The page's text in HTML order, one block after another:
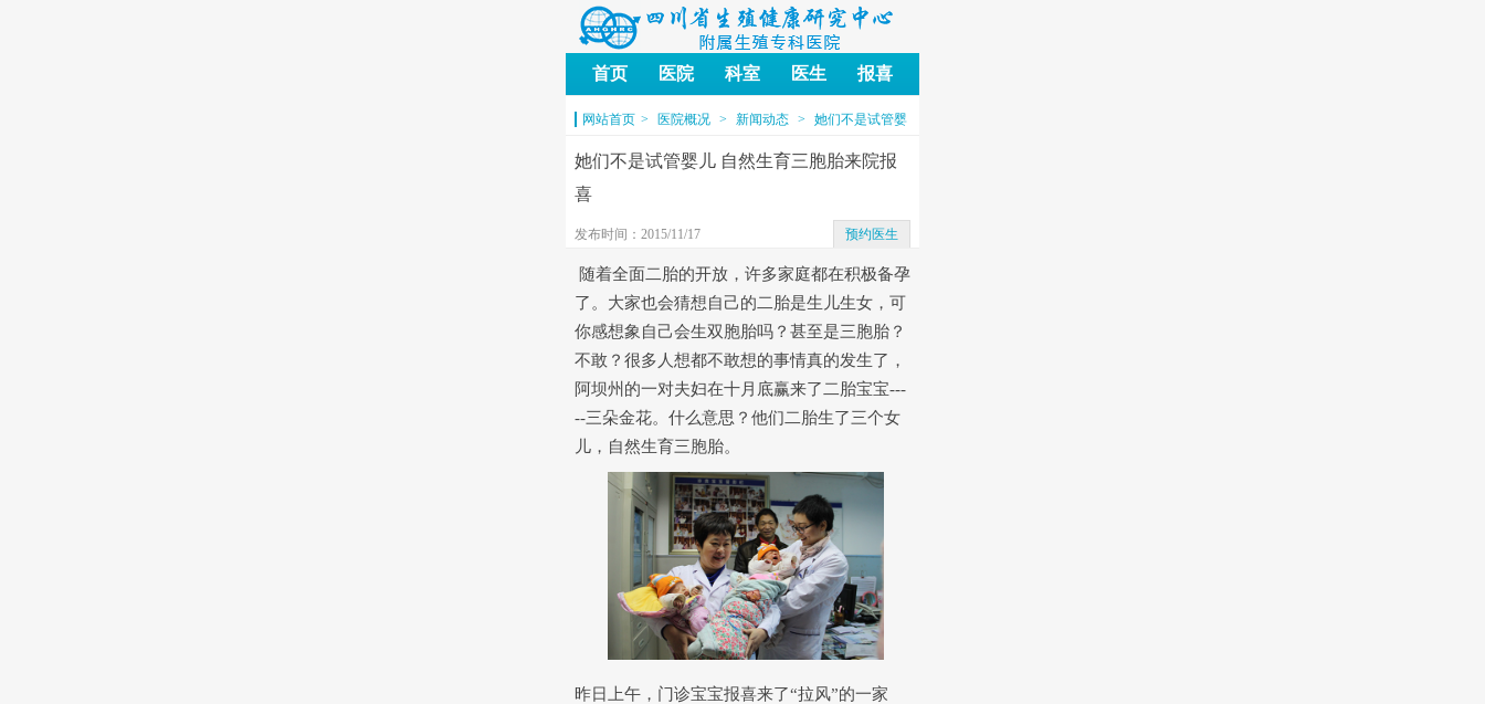
四川省生殖健康研究中心附
首页 医院 科室 医生 报喜
网站首页 > 医院概况 > 新闻动态 >
她们不是试管婴
她们不是试管婴儿 自然生育三胞胎来院报
喜
预约医生
发布时间：2015/11/17
随着全面二胎的开放，许多家庭都在积极备孕
了。大家也会猜想自己的二胎是生儿生女，可
你感想象自己会生双胞胎吗？甚至是三胞胎？
不敢？很多人想都不敢想的事情真的发生了，
阿坝州的一对夫妇在十月底赢来了二胎宝宝---
--三朵金花。什么意思？他们二胎生了三个女
儿，自然生育三胞胎。
昨日上午，门诊宝宝报喜来了“拉风”的一家